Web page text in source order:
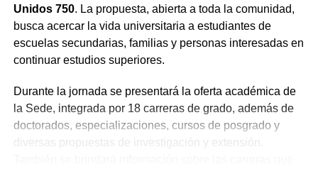
Unidos 750. La propuesta, abierta a toda la comunidad,
busca acercar la vida universitaria a estudiantes de
escuelas secundarias, familias y personas interesadas en
continuar estudios superiores.
Durante la jornada se presentará la oferta académica de
la Sede, integrada por 18 carreras de grado, además de
doctorados, especializaciones, cursos de posgrado y
diversas propuestas de investigación y extensión.